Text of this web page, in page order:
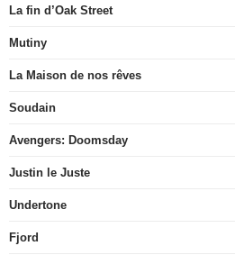
La fin d’Oak Street
Mutiny
La Maison de nos rêves
Soudain
Avengers: Doomsday
Justin le Juste
Undertone
Fjord